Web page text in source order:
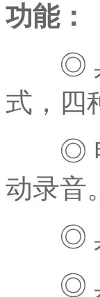
功能：
◎ 具
式，四
◎ 电
动录音。
◎ 具
◎ 具